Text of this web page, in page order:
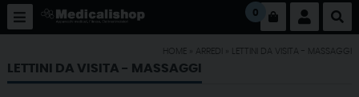
0
HOME ARREDI LETTINI DA VISITA - MASSAGGI
LETTINI DA VISITA - MASSAGGI